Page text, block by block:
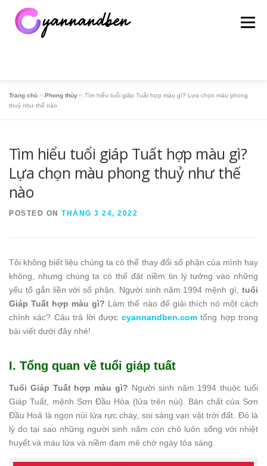
content
Menu
TRANG CHỦ
SỔ MƠ HỎI ĐÁP PHONG THỦY TIN TỨC
Trang chủ »Phong thủy »Tìm hiểu tuổi giáp Tuất hợp màu gì? Lựa chọn màu phong
thuỷ như thế nào
Tìm hiểu tuổi giáp Tuất hợp màu gì?
Lựa chọn màu phong thuỷ như thế
nào
POSTED ON THÁNG 3 24, 2022
Tôi không biết liệu chúng ta có thể thay đổi số phận của mình hay
không, nhưng chúng ta có thể đặt niềm tin lý tưởng vào những
yếu tố gắn liền với số phận. Người sinh năm 1994 mệnh gì,
tuổi
Giáp Tuất hợp màu gì? Làm thế nào để giải thích nó một cách
chính xác? Câu trả lời được cyannandben.comtổng hợp trong
bài viết dưới đây nhé!
I. Tổng quan về tuổi giáp tuất
Tuổi Giáp Tuất hợp màu gì? Người sinh năm 1994 thuộc tuổi
Giáp Tuất, mệnh Sơn Đầu Hỏa (lửa trên núi). Bản chất của Sơn
Đầu Hoả là ngọn núi lửa rực cháy, soi sáng vạn vật trời đất. Đó là
lý do tại sao những người sinh năm con chó luôn sống với nhiệt
huyết và máu lửa và niềm đam mê chờ ngày tỏa sáng.